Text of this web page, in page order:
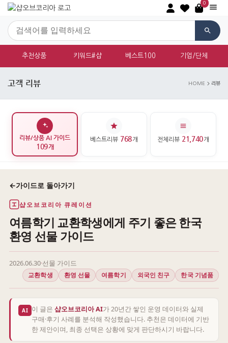
0
추천상품 키워드#샵 베스트100 기업/단체
고객 리뷰 HOME 리뷰
리뷰/상품 AI 가이드
109개
베스트리뷰 768개 전체리뷰 21,740개
←가이드로 돌아가기
샵오브코리아 큐레이션
여름학기 교환학생에게 주기 좋은 한국
환영 선물 가이드
2026.06.30·선물 가이드
교환학생 환영 선물 여름학기 외국인 친구 한국 기념품
AI 이 글은샵오브코리아 AI가 20년간 쌓인 운영 데이터와 실제
구매·후기 사례를 분석해 작성했습니다. 추천은 데이터에 기반
한 제안이며, 최종 선택은 상황에 맞게 판단하시기 바랍니다.